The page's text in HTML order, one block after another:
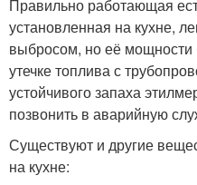
Правильно работающая
установленная на кухне,
выбросом, но её мощности
утечке топлива с
устойчивого запаха
позвонить в аварийную
Существуют и другие
на кухне: